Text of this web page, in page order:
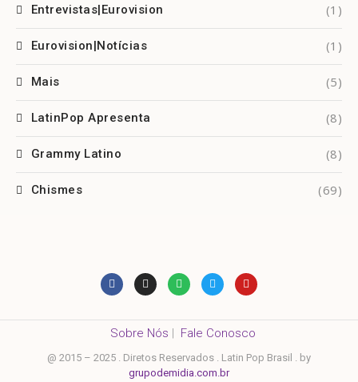
Entrevistas|Eurovision (1)
Eurovision|Notícias (1)
Mais (5)
LatinPop Apresenta (8)
Grammy Latino (8)
Chismes (69)
Sobre Nós | Fale Conosco
@ 2015 – 2025 . Diretos Reservados . Latin Pop Brasil . by
grupodemidia.com.br